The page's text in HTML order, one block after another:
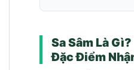
Sa Sâm Là
Đặc Điểm